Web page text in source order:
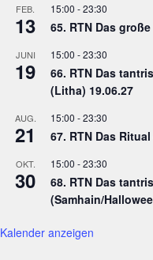
FEB.
13
15:00 -23:30
65. RTN Das
JUNI
19
15:00 -23:30
66. RTN Das
(Litha) 19.06.27
AUG.
21
15:00 -23:30
67. RTN Das
OKT.
30
15:00 -23:30
68. RTN Das
(Samhain/
Kalender anzeigen